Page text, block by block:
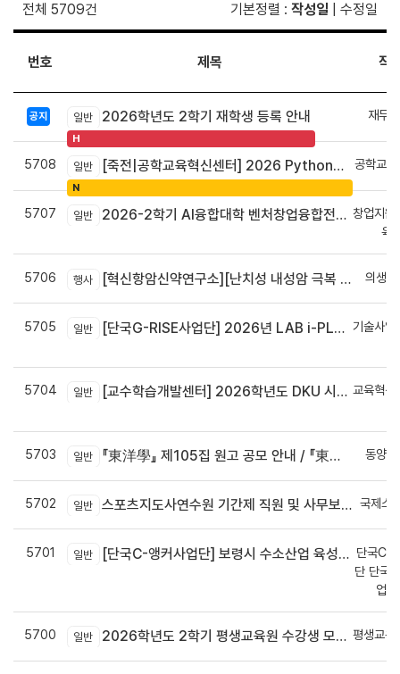
전체 5709건 기본정렬 : 작성일 수정일
번호 제목 작
공지 일반 2026학년도 2학기 재학생 등록 안내
H
재무
5708 일반 [죽전|공학교육혁신센터] 2026 Python으로 구현하는 AI 영상인식과 로봇팔 제어 프로그램 신청 안내
N
공학교
5707 일반 2026-2학기 AI융합대학 벤처창업융합전공 안내
창업지원
육
5706 행사 [혁신항암신약연구소][난치성 내성암 극복 차세대 신약개발 글로벌 사업단] 심포지엄 8월 24일 ~ 25일 의생
5705 일반 [단국G-RISE사업단] 2026년 LAB i-PLUG 프로그램 과제 공고(~10.9.(금)까지)
기술사업
5704 일반 [교수학습개발센터] 2026학년도 DKU 시그니처 교수법 적용 교과목 개발 신청 안내
교육혁신
5703 일반 『東洋學』 제105집 원고 공모 안내 / 『東洋學』第105輯征稿启事 / Call for Papers : The Oriental Studies, the 105th Issue 동양
5702 일반 스포츠지도사연수원 기간제 직원 및 사무보조원 채용 공고 국제스
5701 일반 [단국C-앵커사업단] 보령시 수소산업 육성을 위한 기업 지원사업 모집공고
단국C-
단 단국
업
5700 일반 2026학년도 2학기 평생교육원 수강생 모집안내 평생교육